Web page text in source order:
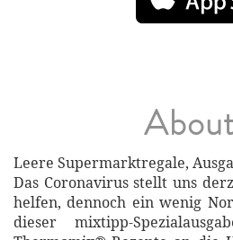
Leere Supermarktregale,
Das Coronavirus stellt uns
helfen, dennoch ein wenig
dieser mixtipp-